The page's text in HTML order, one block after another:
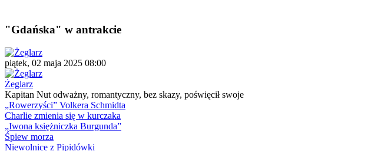
"Gdańska" w antrakcie
piątek, 02 maja 2025 08:00
Żeglarz
Kapitan Nut odważny, romantyczny, bez skazy, poświęcił swoje
„Rowerzyści” Volkera Schmidta
Charlie zmienia się w kurczaka
„Iwona księżniczka Burgunda”
Śpiew morza
Niewolnice z Pipidówki